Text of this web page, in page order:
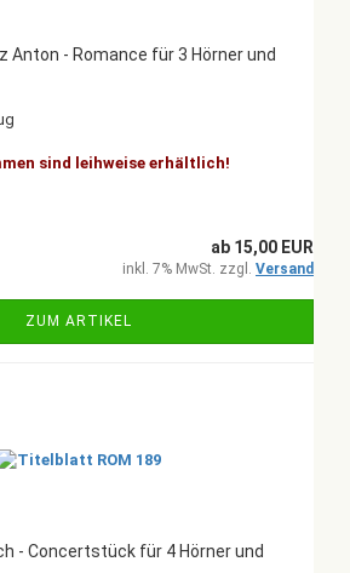
Anton - Romance für 3 Hörner und
sind leihweise erhältlich!
ab 15,00 EUR
inkl. 7% MwSt. zzgl. Versand
ZUM ARTIKEL
- Concertstück für 4 Hörner und